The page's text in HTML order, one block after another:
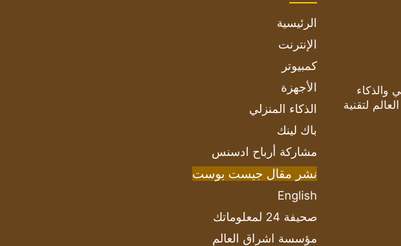
والذكاء
لتقنية
الرئيسية
الإنترنت
كمبيوتر
الأجهزة
الذكاء المنزلي
باك لينك
مشاركة أرباح ادسنس
نشر مقال جيست بوست
English
صحيفة 24 لمعلوماتك
مؤسسة اشراق العالم